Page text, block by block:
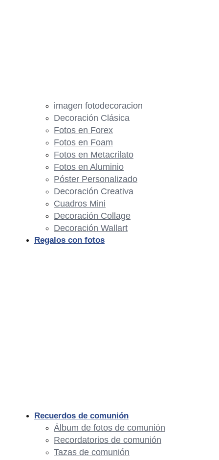
imagen fotodecoracion
Decoración Clásica
Fotos en Forex
Fotos en Foam
Fotos en Metacrilato
Fotos en Aluminio
Póster Personalizado
Decoración Creativa
Cuadros Mini
Decoración Collage
Decoración Wallart
Regalos con fotos
Recuerdos de comunión
Álbum de fotos de comunión
Recordatorios de comunión
Tazas de comunión